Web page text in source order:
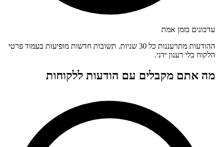
עדכונים בזמן אמת
ההודעות מתרעננות כל 30 שניות. תשובות חדשות מופיעות בעמוד פרטי
הלקוח בלי רענון ידני.
מה אתם מקבלים עם הודעות ללקוחות